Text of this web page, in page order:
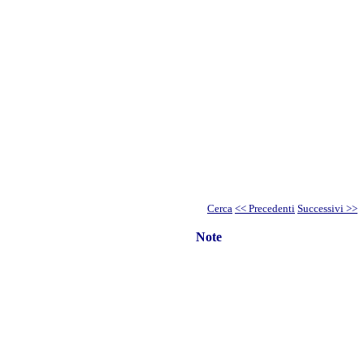
Cerca << Precedenti Successivi >>
Note